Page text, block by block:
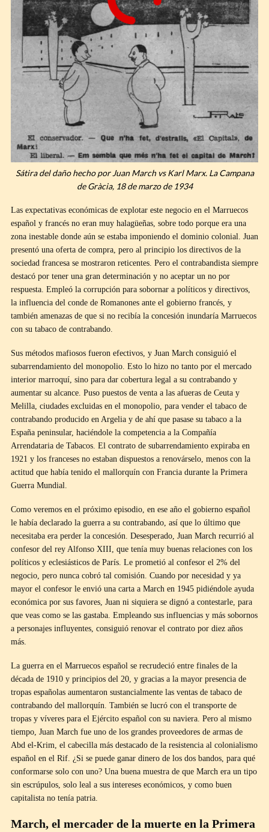
Sátira del daño hecho por Juan March vs Karl Marx. La Campana
de Gràcia, 18 de marzo de 1934
Las expectativas económicas de explotar este negocio en el Marruecos
español y francés no eran muy halagüeñas, sobre todo porque era una
zona inestable donde aún se estaba imponiendo el dominio colonial. Juan
presentó una oferta de compra, pero al principio los directivos de la
sociedad francesa se mostraron reticentes. Pero el contrabandista siempre
destacó por tener una gran determinación y no aceptar un no por
respuesta. Empleó la corrupción para sobornar a políticos y directivos,
la influencia del conde de Romanones ante el gobierno francés, y
también amenazas de que si no recibía la concesión inundaría Marruecos
con su tabaco de contrabando.
Sus métodos mafiosos fueron efectivos, y Juan March consiguió el
subarrendamiento del monopolio. Esto lo hizo no tanto por el mercado
interior marroquí, sino para dar cobertura legal a su contrabando y
aumentar su alcance. Puso puestos de venta a las afueras de Ceuta y
Melilla, ciudades excluidas en el monopolio, para vender el tabaco de
contrabando producido en Argelia y de ahí que pasase su tabaco a la
España peninsular, haciéndole la competencia a la Compañía
Arrendataria de Tabacos. El contrato de subarrendamiento expiraba en
1921 y los franceses no estaban dispuestos a renovárselo, menos con la
actitud que había tenido el mallorquín con Francia durante la Primera
Guerra Mundial.
Como veremos en el próximo episodio, en ese año el gobierno español
le había declarado la guerra a su contrabando, así que lo último que
necesitaba era perder la concesión. Desesperado, Juan March recurrió al
confesor del rey Alfonso XIII, que tenía muy buenas relaciones con los
políticos y eclesiásticos de París. Le prometió al confesor el 2% del
negocio, pero nunca cobró tal comisión. Cuando por necesidad y ya
mayor el confesor le envió una carta a March en 1945 pidiéndole ayuda
económica por sus favores, Juan ni siquiera se dignó a contestarle, para
que veas como se las gastaba. Empleando sus influencias y más sobornos
a personajes influyentes, consiguió renovar el contrato por diez años
más.
La guerra en el Marruecos español se recrudeció entre finales de la
década de 1910 y principios del 20, y gracias a la mayor presencia de
tropas españolas aumentaron sustancialmente las ventas de tabaco de
contrabando del mallorquín. También se lucró con el transporte de
tropas y víveres para el Ejército español con su naviera. Pero al mismo
tiempo, Juan March fue uno de los grandes proveedores de armas de
Abd el-Krim, el cabecilla más destacado de la resistencia al colonialismo
español en el Rif. ¿Si se puede ganar dinero de los dos bandos, para qué
conformarse solo con uno? Una buena muestra de que March era un tipo
sin escrúpulos, solo leal a sus intereses económicos, y como buen
capitalista no tenía patria.
March, el mercader de la muerte en la Primera